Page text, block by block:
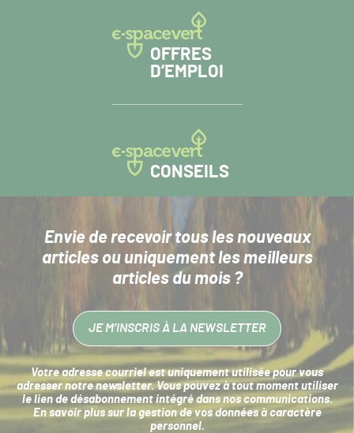
OFFRES
D’EMPLOI
CONSEILS
Envie de recevoir tous les nouveaux
articlesou uniquement les meilleurs
articles du mois ?
JE M’INSCRIS À LA NEWSLETTER
Votre adresse courriel est uniquement utilisée pour vous
adresser notre newsletter. Vous pouvez à tout moment utiliser
le lien de désabonnement intégré dans nos communications.
En savoir plus sur la gestion de vos données à caractère
personnel.